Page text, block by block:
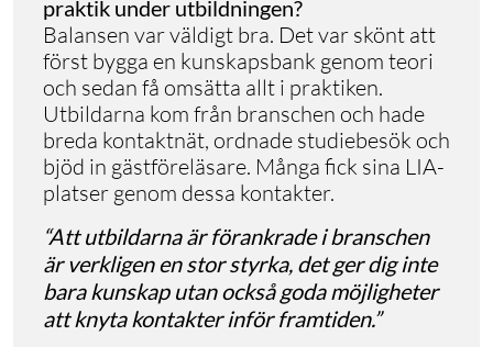
praktik under utbildningen?
Balansen var väldigt bra. Det var skönt att
först bygga en kunskapsbank genom teori
och sedan få omsätta allt i praktiken.
Utbildarna kom från branschen och hade
breda kontaktnät, ordnade studiebesök och
bjöd in gästföreläsare. Många fick sina LIA-
platser genom dessa kontakter.
“Att utbildarna är förankrade i branschen
är verkligen en stor styrka, det ger dig inte
bara kunskap utan också goda möjligheter
att knyta kontakter inför framtiden.”